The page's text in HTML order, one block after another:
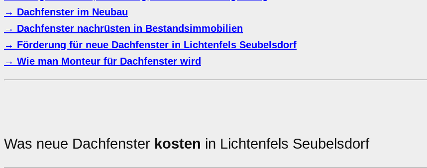
→ Dachfenster im Neubau
→ Dachfenster nachrüsten in Bestandsimmobilien
→ Förderung für neue Dachfenster in Lichtenfels Seubelsdorf
→ Wie man Monteur für Dachfenster wird
Was neue Dachfenster kosten in Lichtenfels Seubelsdorf